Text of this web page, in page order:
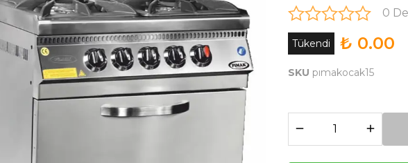
0
Tükendi ₺ 0.00
SKU pımakocak15